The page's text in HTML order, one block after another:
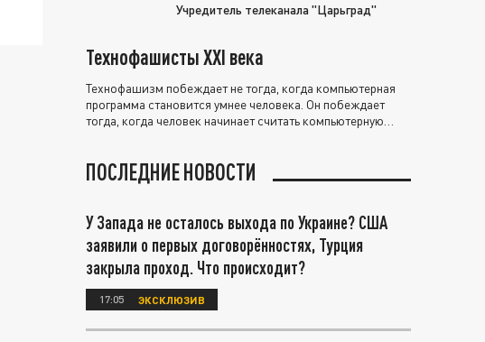
Учредитель телеканала "Царьград"
Технофашисты XXI века
Технофашизм побеждает не тогда, когда компьютерная
программа становится умнее человека. Он побеждает
тогда, когда человек начинает считать компьютерную
ПОСЛЕДНИЕ НОВОСТИ
У Запада не осталось выхода по Украине? США
заявили о первых договорённостях, Турция
закрыла проход. Что происходит?
17:05 ЭКСКЛЮЗИВ